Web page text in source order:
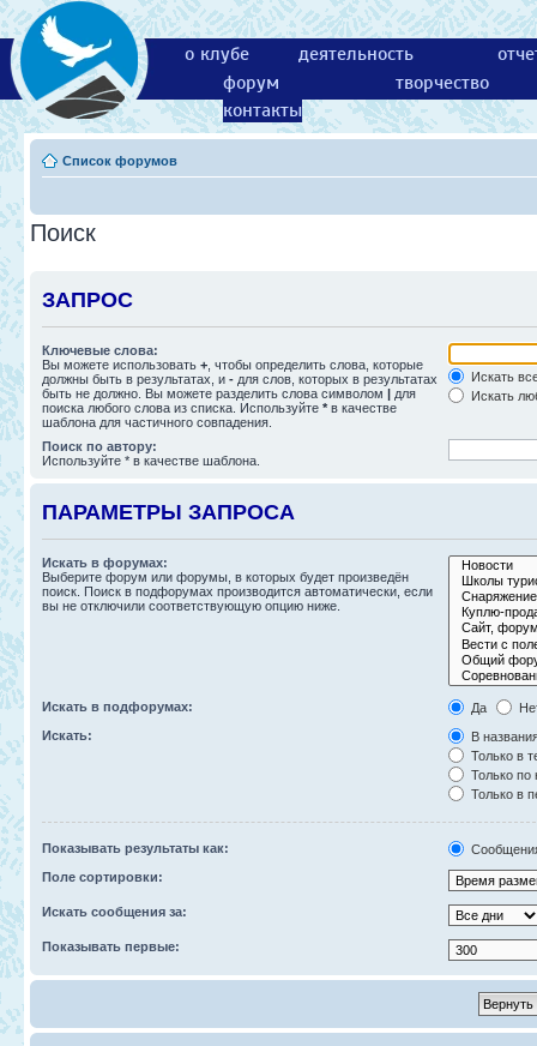
о клубе деятельность
форум
творчество
контакты
Список форумов
Поиск
ЗАПРОС
Ключевые слова:
Вы можете использовать + , чтобы определить слова, которые
должны быть в результатах, и - для слов, которых в результатах
быть не должно. Вы можете разделить слова символом | для
поиска любого слова из списка. Используйте * в качестве
шаблона для частичного совпадения.
Искать
Искать
Поиск по автору:
Используйте * в качестве шаблона.
ПАРАМЕТРЫ ЗАПРОСА
Искать в форумах:
Выберите форум или форумы, в которых будет произведён
поиск. Поиск в подфорумах производится автоматически, если
вы не отключили соответствующую опцию ниже.
Искать в подфорумах: Да
Искать:
В
Только в
Только по
Только в
Показывать результаты как:
Поле сортировки:
Искать сообщения за:
Показывать первые: